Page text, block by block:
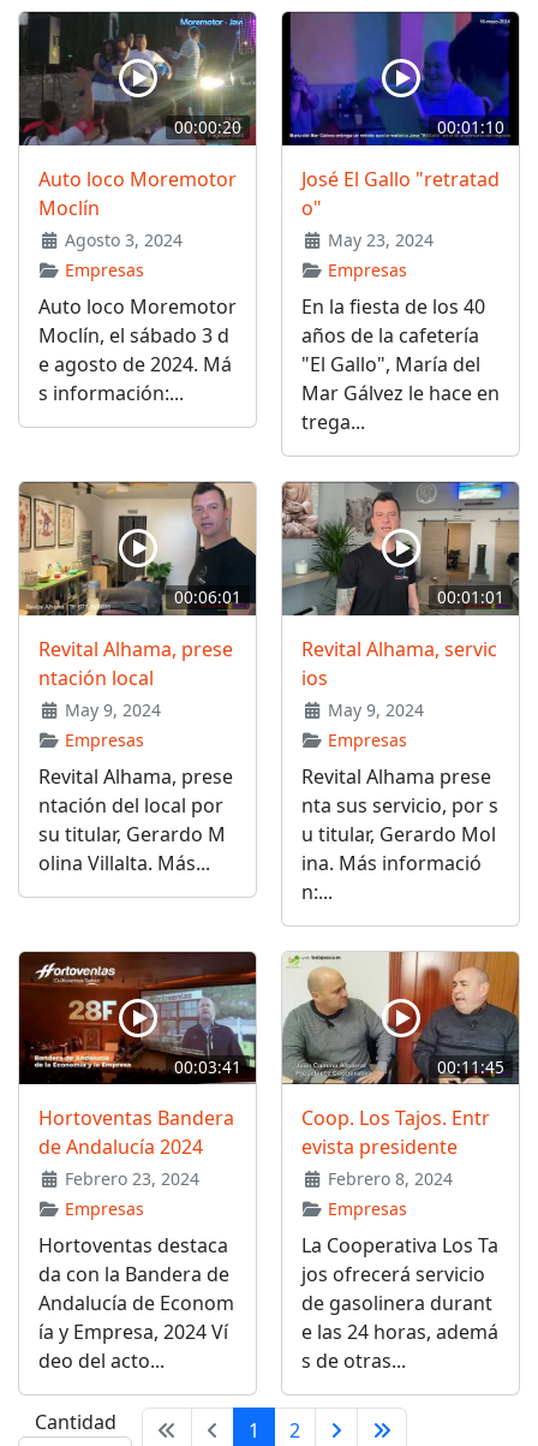
00:00:20
Auto loco Moremotor
Moclín
Agosto 3, 2024
Empresas
Auto loco Moremotor
Moclín, el sábado 3 d
e agosto de 2024. Má
s información:...
00:01:10
José El Gallo "retratad
o"
May 23, 2024
Empresas
En la fiesta de los 40
años de la cafetería
"El Gallo", María del
Mar Gálvez le hace en
trega...
00:06:01
Revital Alhama, prese
ntación local
May 9, 2024
Empresas
Revital Alhama, prese
ntación del local por
su titular, Gerardo M
olina Villalta. Más...
00:01:01
Revital Alhama, servic
ios
May 9, 2024
Empresas
Revital Alhama prese
nta sus servicio, por s
u titular, Gerardo Mol
ina. Más informació
n:...
00:03:41
Hortoventas Bandera
de Andalucía 2024
Febrero 23, 2024
Empresas
Hortoventas destaca
da con la Bandera de
Andalucía de Econom
ía y Empresa, 2024 Ví
deo del acto...
00:11:45
Coop. Los Tajos. Entr
evista presidente
Febrero 8, 2024
Empresas
La Cooperativa Los Ta
jos ofrecerá servicio
de gasolinera durant
e las 24 horas, ademá
s de otras...
Cantidad 1 2